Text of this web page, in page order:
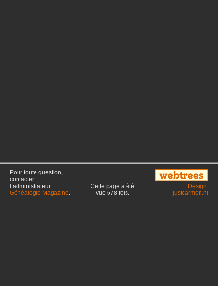
Pour toute question,
contacter
l’administrateur
Généalogie Magazine.
Cette page a été
vue 678 fois.
Design:
justcarmen.nl